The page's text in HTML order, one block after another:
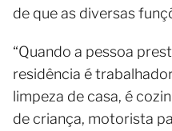
de que as diversas
“Quando a pessoa
residência é
limpeza de casa, é
de criança, motorista